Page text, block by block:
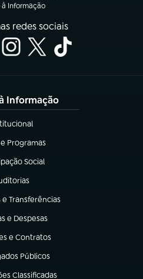
à Informação
redes sociais
Informação
em nova aba)
Programas
nova aba)
Social
nova aba)
em nova aba)
Transferências
aba)
e Despesas
nova aba)
e Contratos
nova aba)
Públicos
nova aba)
Classificadas